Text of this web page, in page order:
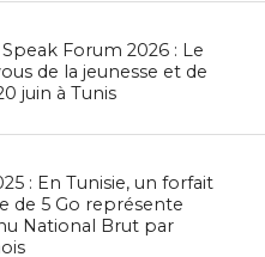
Forum 2026 : Le
de la jeunesse et de
juin à Tunis
: En Tunisie, un forfait
de 5 Go représente
National Brut par